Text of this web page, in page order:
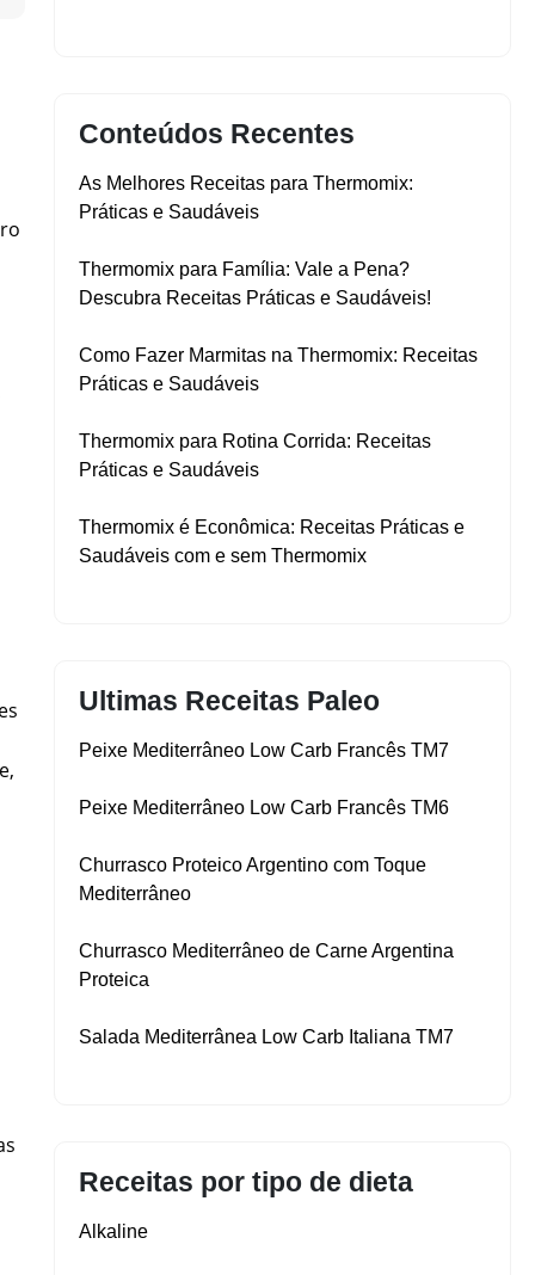
Conteúdos Recentes
As Melhores Receitas para Thermomix:
Práticas e Saudáveis
Thermomix para Família: Vale a Pena?
Descubra Receitas Práticas e Saudáveis!
Como Fazer Marmitas na Thermomix: Receitas
Práticas e Saudáveis
Thermomix para Rotina Corrida: Receitas
Práticas e Saudáveis
Thermomix é Econômica: Receitas Práticas e
Saudáveis com e sem Thermomix
Ultimas Receitas Paleo
Peixe Mediterrâneo Low Carb Francês TM7
Peixe Mediterrâneo Low Carb Francês TM6
Churrasco Proteico Argentino com Toque
Mediterrâneo
Churrasco Mediterrâneo de Carne Argentina
Proteica
Salada Mediterrânea Low Carb Italiana TM7
Receitas por tipo de dieta
Alkaline